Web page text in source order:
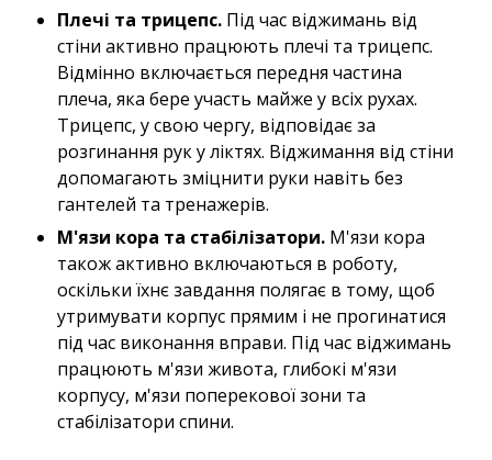
Плечі та трицепс. Під час віджимань від
стіни активно працюють плечі та трицепс.
Відмінно включається передня частина
плеча, яка бере участь майже у всіх рухах.
Трицепс, у свою чергу, відповідає за
розгинання рук у ліктях. Віджимання від стіни
допомагають зміцнити руки навіть без
гантелей та тренажерів.
М'язи кора та стабілізатори. М'язи кора
також активно включаються в роботу,
оскільки їхнє завдання полягає в тому, щоб
утримувати корпус прямим і не прогинатися
під час виконання вправи. Під час віджимань
працюють м'язи живота, глибокі м'язи
корпусу, м'язи поперекової зони та
стабілізатори спини.